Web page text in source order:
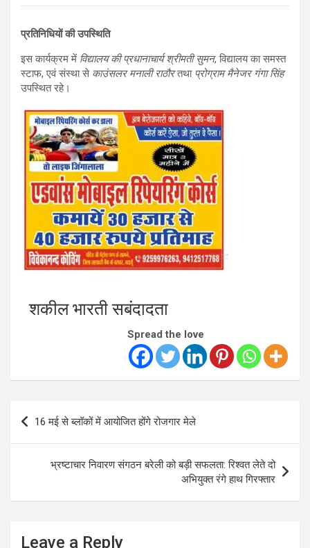
प्रतिनिधियों की उपस्थिति
इस कार्यक्रम में विद्यालय की प्रधानाचार्य श्रीमती सुमन, विद्यालय का समस्त
स्टाफ, एवं संस्था से काउंसलर मनाली राठौरतथा प्रोग्राम मैनेजर गंगा सिंह
उपस्थित रहे।
शकील भारती सबंदादता
Spread the love
Post
navigation
16 मई से ब्लॉकों में आयोजित होंगे रोजगार मेले
भ्रष्टाचार निवारण संगठन बरेली को बड़ी सफलता: रिश्वत लेते दो
अभियुक्त रंगे हाथ गिरफ्तार
Leave a Reply